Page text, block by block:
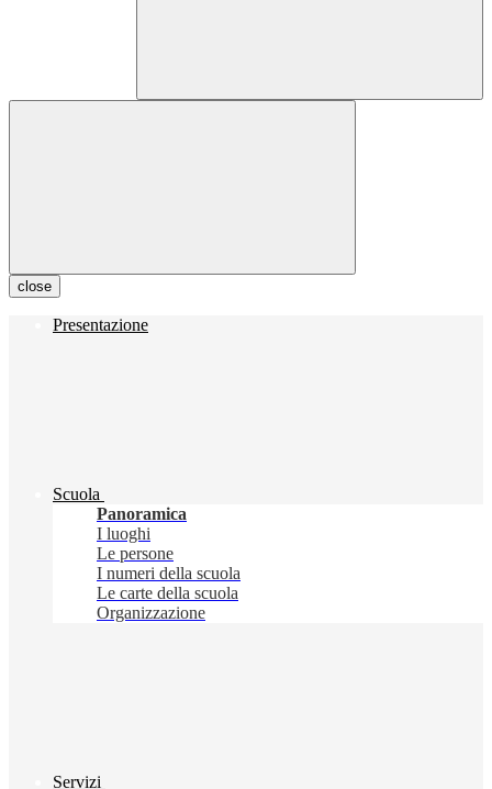
close
Presentazione
Scuola
Panoramica
I luoghi
Le persone
I numeri della scuola
Le carte della scuola
Organizzazione
Servizi